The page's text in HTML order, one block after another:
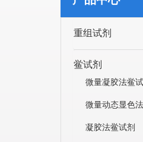
重组试剂
鲎试剂
微量凝胶法鲎
微量动态显色
凝胶法鲎试剂